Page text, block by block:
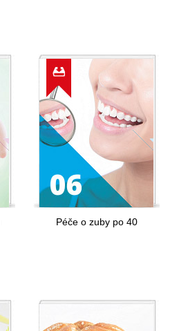
Péče o zuby po 40